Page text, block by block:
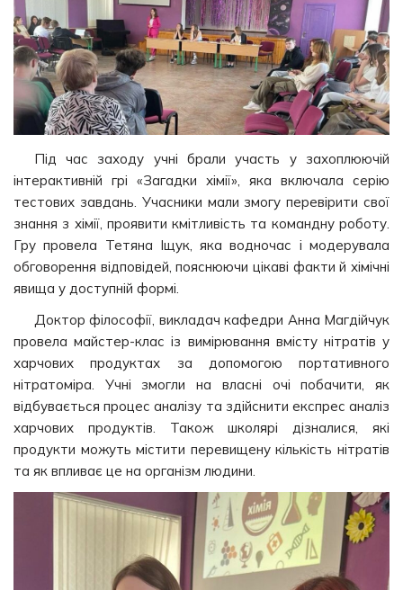
Під час заходу учні брали участь у захоплюючій
інтерактивній грі «Загадки хімії», яка включала серію
тестових завдань. Учасники мали змогу перевірити свої
знання з хімії, проявити кмітливість та командну роботу.
Гру провела Тетяна Іщук, яка водночас і модерувала
обговорення відповідей, пояснюючи цікаві факти й хімічні
явища у доступній формі.
Доктор філософії, викладач кафедри Анна Магдійчук
провела майстер-клас із вимірювання вмісту нітратів у
харчових продуктах за допомогою портативного
нітратоміра. Учні змогли на власні очі побачити, як
відбувається процес аналізу та здійснити експрес аналіз
харчових продуктів. Також школярі дізналися, які
продукти можуть містити перевищену кількість нітратів
та як впливає це на організм людини.